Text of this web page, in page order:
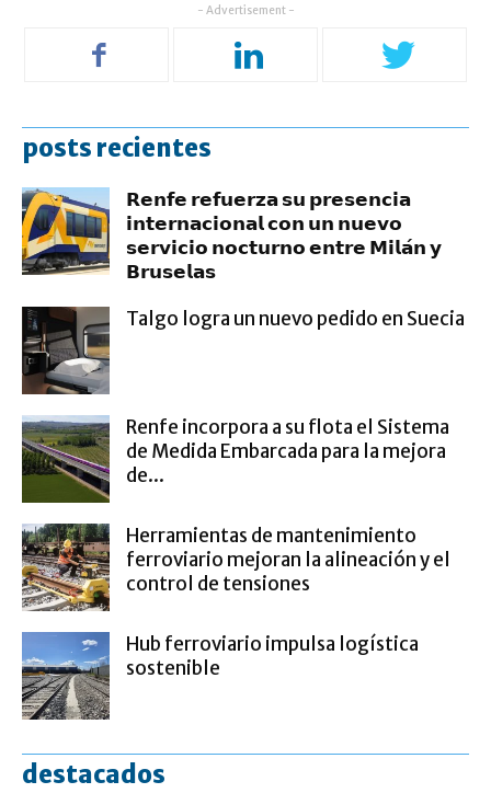
- Advertisement -
posts recientes
𝗥𝗲𝗻𝗳𝗲 𝗿𝗲𝗳𝘂𝗲𝗿𝘇𝗮 𝘀𝘂 𝗽𝗿𝗲𝘀𝗲𝗻𝗰𝗶𝗮
𝗶𝗻𝘁𝗲𝗿𝗻𝗮𝗰𝗶𝗼𝗻𝗮𝗹 𝗰𝗼𝗻 𝘂𝗻 𝗻𝘂𝗲𝘃𝗼
𝘀𝗲𝗿𝘃𝗶𝗰𝗶𝗼 𝗻𝗼𝗰𝘁𝘂𝗿𝗻𝗼 𝗲𝗻𝘁𝗿𝗲 𝗠𝗶𝗹𝗮́𝗻 𝘆
𝗕𝗿𝘂𝘀𝗲𝗹𝗮𝘀
Talgo logra un nuevo pedido en Suecia
Renfe incorpora a su flota el Sistema
de Medida Embarcada para la mejora
de...
Herramientas de mantenimiento
ferroviario mejoran la alineación y el
control de tensiones
Hub ferroviario impulsa logística
sostenible
destacados